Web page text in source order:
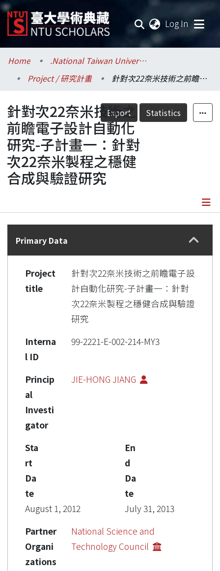
Log In
Communities & Collections
Research Outputs
Fundings & Projects
Researchers
Organizations
Statistics
Home
.National Taiwan University / 國立臺灣大學
Project / 研究計畫
針對次22奈米技術之前瞻電子設計自動化研究-子計畫一：針對次22奈米製程之穩健合成與驗證研究
Export Statistics
針對次22奈米技術之
前瞻電子設計自動化
研究-子計畫一：針對
次22奈米製程之穩健
合成與驗證研究
Details
Primary Data
Project
title
針對次22奈米技術之前瞻電子設
計自動化研究-子計畫一：針對
次22奈米製程之穩健合成與驗證
研究
Interna
l ID
99-2221-E-002-214-MY3
Princip
al
Investi
gator
JIE-HONG JIANG
Sta
rt
Da
te
August 1, 2012
En
d
Da
te
July 31, 2013
Partner
Organi
zations
National Science and
Technology Council